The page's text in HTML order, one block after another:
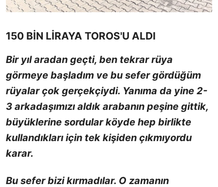
150 BİN LİRAYA TOROS'U ALDI
Bir yıl aradan geçti, ben tekrar rüya
görmeye başladım ve bu sefer gördüğüm
rüyalar çok gerçekçiydi. Yanıma da yine 2-
3 arkadaşımızı aldık arabanın peşine gittik,
büyüklerine sordular köyde hep birlikte
kullandıkları için tek kişiden çıkmıyordu
karar.
Bu sefer bizi kırmadılar. O zamanın